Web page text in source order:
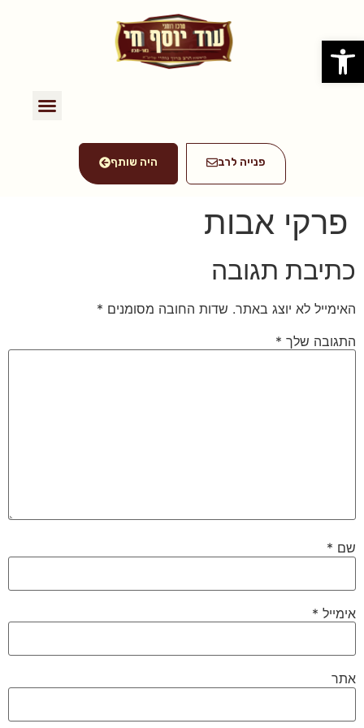
פתח סרגל נגישות
פנייה לרב היה שותף
פרקי אבות
כתיבת תגובה
האימייל לא יוצג באתר. שדות החובה מסומנים *
התגובה שלך *
שם *
אימייל *
אתר